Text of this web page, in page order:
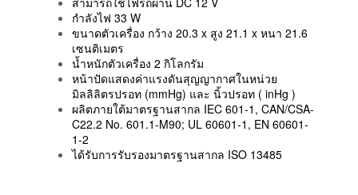
กำลังไฟ 33 W
ขนาดตัวเครื่อง กว้าง 20.3 x สูง 21.1 x หนา 21.6
เซนติเมตร
น้ำหนักตัวเครื่อง 2 กิโลกรัม
หน้าปัดแสดงค่าแรงดันสุญญากาศในหน่วย
มิลลิลิตรปรอท (mmHg) และ นิ้วปรอท ( inHg )
ผลิตภายใต้มาตรฐานสากล IEC 601-1, CAN/CSA-
C22.2 No. 601.1-M90; UL 60601-1, EN 60601-
1-2
ได้รับการรับรองมาตรฐานสากล ISO 13485